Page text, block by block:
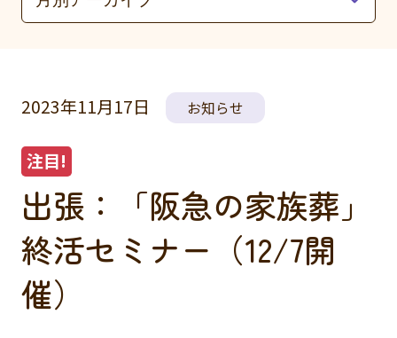
2023年11月17日 お知らせ
出張：「阪急の家族葬」
終活セミナー（12/7開
催）